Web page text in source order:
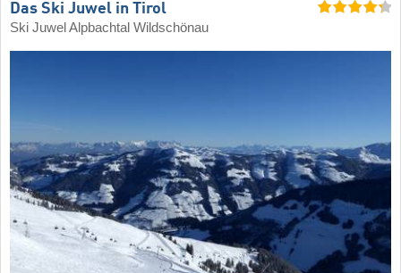
Das Ski Juwel in Tirol
Ski Juwel Alpbachtal Wildschönau